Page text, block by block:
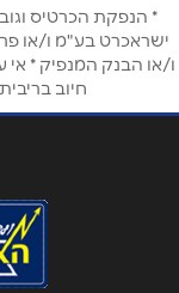
אימייל*
*
חולון
סוקולוב 47
* הנפקת הכרטיס
ישראכרט בע"מ ו/או
ו/או הבנק המנפיק * אי
חיוב